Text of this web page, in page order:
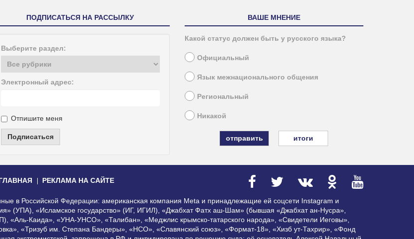
ПОДПИСАТЬСЯ НА РАССЫЛКУ
Выберите раздел:
Электронный адрес:
Отпишите меня
Подписаться
ВАШЕ МНЕНИЕ
Какой статус должен быть у русского языка?
Официальный
Язык межнационального общения
Региональный
Никакой
итоги
РЕКЛАМА НА САЙТЕ
в Российской Федерации: американская компания Meta и принадлежащие ей соцсети Instagram и
(УПА), «Исламское государство» (ИГ, ИГИЛ), «Джабхат Фатх аш-Шам» (бывшая «Джабхат ан-Нусра»,
«Аль-Каида», «УНА-УНСО», «Талибан», «Меджлис крымско-татарского народа», «Свидетели Иеговы»,
«Тризуб им. Степана Бандеры», «НСО», «Славянский союз», «Формат-18», «Хизб ут-Тахрир», «Фонд